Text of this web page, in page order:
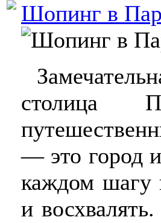
Шопинг в
столица
— это город
каждом шагу
и